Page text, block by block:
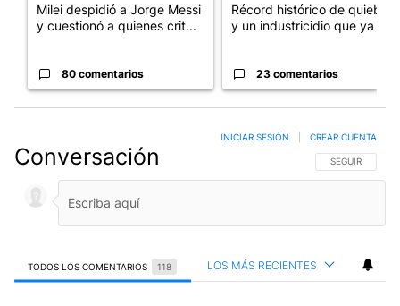
Milei despidió a Jorge Messi
y cuestionó a quienes crit...
80 comentarios
Récord histórico de quiebras
y un industricidio que ya ...
23 comentarios
Conversación SIGA ESTA
SEGUIR
INICIAR SESIÓN CREAR CUENTA
TODOS LOS COMENTARIOS 118 LOS MÁS RECIENTES